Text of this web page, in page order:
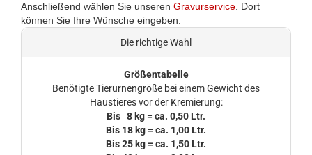
Anschließend wählen Sie unseren Gravurservice . Dort
können Sie Ihre Wünsche eingeben.
Die richtige Wahl
Größentabelle
Benötigte Tierurnengröße bei einem Gewicht des
Haustieres vor der Kremierung:
Bis 8 kg = ca. 0,50 Ltr.
Bis 18 kg = ca. 1,00 Ltr.
Bis 25 kg = ca. 1,50 Ltr.